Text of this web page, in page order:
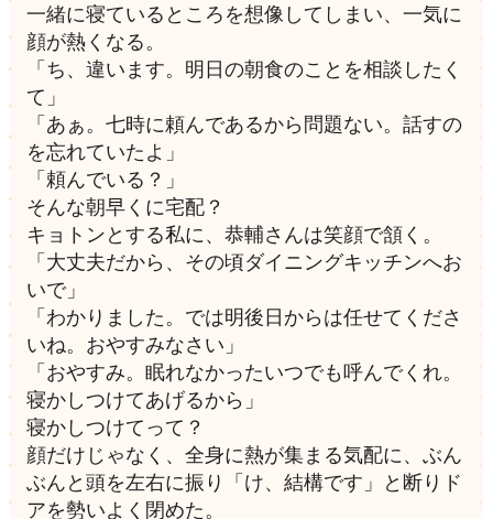
一緒に寝ているところを想像してしまい、一気に
顔が熱くなる。
「ち、違います。明日の朝食のことを相談したく
て」
「あぁ。七時に頼んであるから問題ない。話すの
を忘れていたよ」
「頼んでいる？」
そんな朝早くに宅配？
キョトンとする私に、恭輔さんは笑顔で頷く。
「大丈夫だから、その頃ダイニングキッチンへお
いで」
「わかりました。では明後日からは任せてくださ
いね。おやすみなさい」
「おやすみ。眠れなかったいつでも呼んでくれ。
寝かしつけてあげるから」
寝かしつけてって？
顔だけじゃなく、全身に熱が集まる気配に、ぶん
ぶんと頭を左右に振り「け、結構です」と断りド
アを勢いよく閉めた。